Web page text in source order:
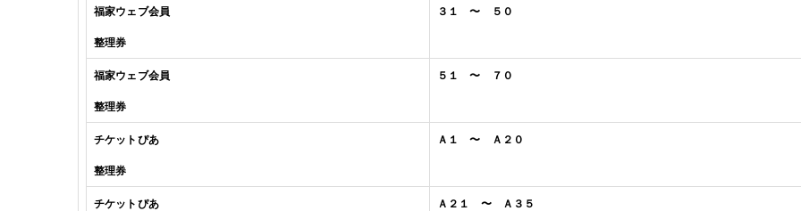
福家ウェブ会員
整理券
３１ 〜 ５０
福家ウェブ会員
整理券
５１ 〜 ７０
チケットぴあ
整理券
Ａ１ 〜 Ａ２０
チケットぴあ Ａ２１ 〜 Ａ３５